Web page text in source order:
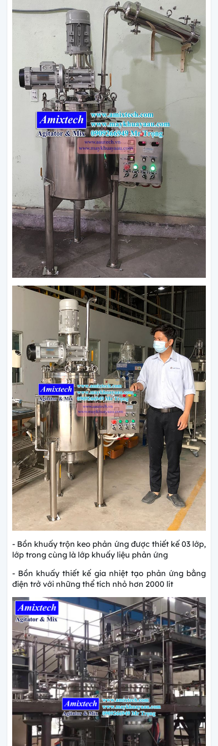
- Bồn khuấy trộn keo phản ứng được thiết kế 03 lớp,
lớp trong cùng là lớp khuấy liệu phản ứng
- Bồn khuấy thiết kế gia nhiệt tạo phản ứng bằng
điện trở với những thể tích nhỏ hơn 2000 lít